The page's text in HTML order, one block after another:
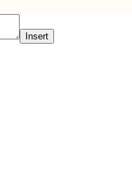
Insert